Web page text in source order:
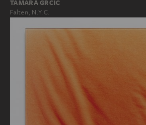
TAMARA GRCIC
Falten, N.Y.C.